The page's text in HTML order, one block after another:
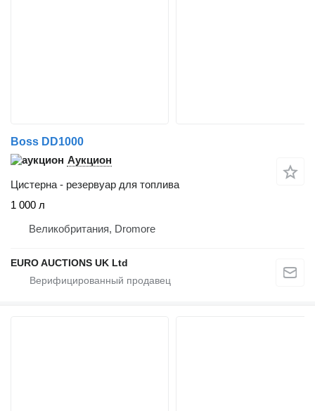
Boss DD1000
Аукцион
Цистерна - резервуар для топлива
1 000 л
Великобритания, Dromore
EURO AUCTIONS UK Ltd